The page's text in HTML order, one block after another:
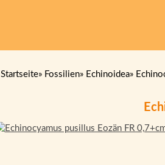
Startseite» Fossilien» Echinoidea»